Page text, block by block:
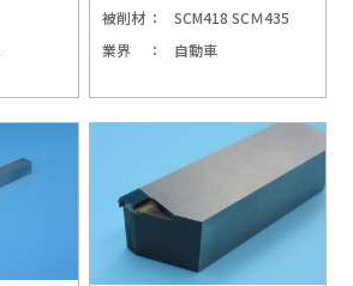
被削材
SCM418 SCＭ435
業界
自動車